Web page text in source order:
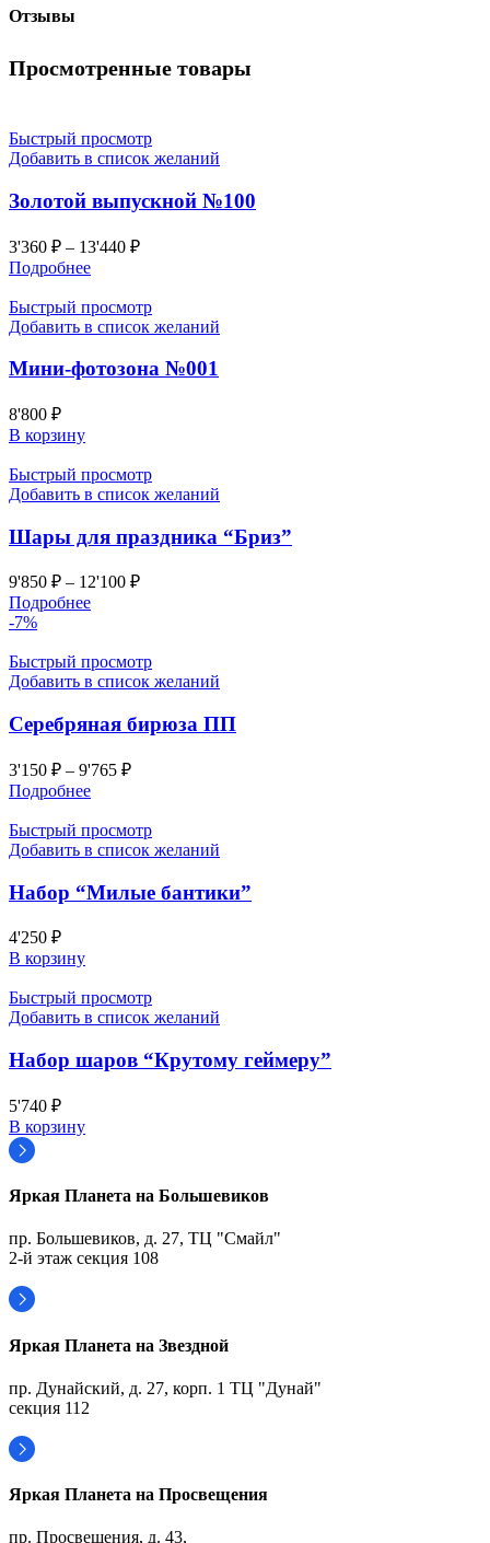
Отзывы
Просмотренные товары
Быстрый просмотр
Добавить в список желаний
Золотой выпускной №100
3'360 ₽ – 13'440 ₽
Подробнее
Быстрый просмотр
Добавить в список желаний
Мини-фотозона №001
8'800 ₽
В корзину
Быстрый просмотр
Добавить в список желаний
Шары для праздника “Бриз”
9'850 ₽ – 12'100 ₽
Подробнее
-7%
Быстрый просмотр
Добавить в список желаний
Серебряная бирюза ПП
3'150 ₽ – 9'765 ₽
Подробнее
Быстрый просмотр
Добавить в список желаний
Набор “Милые бантики”
4'250 ₽
В корзину
Быстрый просмотр
Добавить в список желаний
Набор шаров “Крутому геймеру”
5'740 ₽
В корзину
Яркая Планета на Большевиков
пр. Большевиков, д. 27, ТЦ "Смайл"
2-й этаж секция 108
Яркая Планета на Звездной
пр. Дунайский, д. 27, корп. 1 ТЦ "Дунай"
секция 112
Яркая Планета на Просвещения
пр. Просвещения, д. 43,